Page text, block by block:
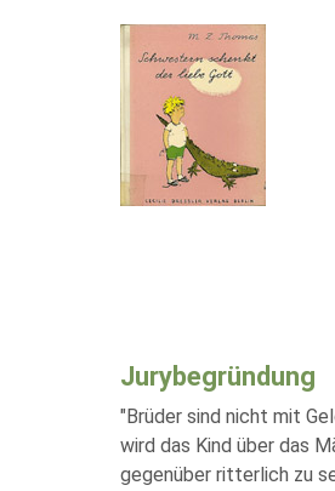
Jurybegründung
"Brüder sind nicht mit
wird das Kind über das
gegenüber ritterlich zu